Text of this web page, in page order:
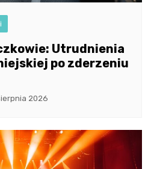
Utrudnienia
po zderzeniu
2026